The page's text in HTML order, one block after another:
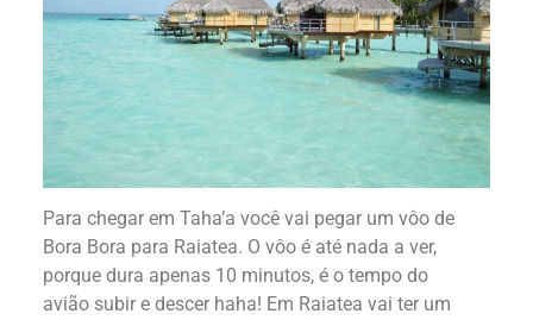
Para chegar em Taha’a você vai pegar um vôo de
Bora Bora para Raiatea. O vôo é até nada a ver,
porque dura apenas 10 minutos, é o tempo do
avião subir e descer haha! Em Raiatea vai ter um